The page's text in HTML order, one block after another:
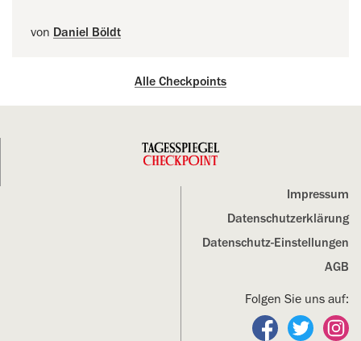
von Daniel Böldt
Alle Checkpoints
Impressum
Datenschutz­erklärung
Datenschutz-Einstellungen
AGB
Folgen Sie uns auf:
Folgen Sie